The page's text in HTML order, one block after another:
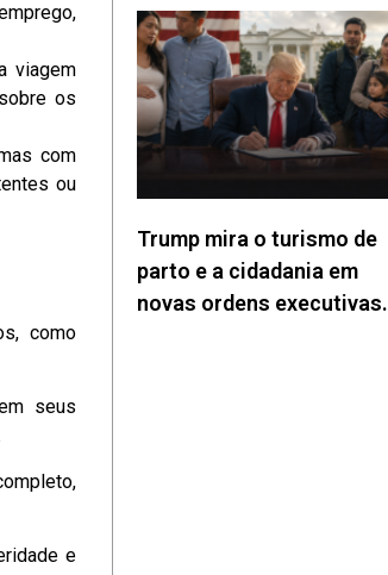
viagem
os
com
ou
como
seus
e
Trump mira o turismo de
parto e a cidadania em
novas ordens executivas.